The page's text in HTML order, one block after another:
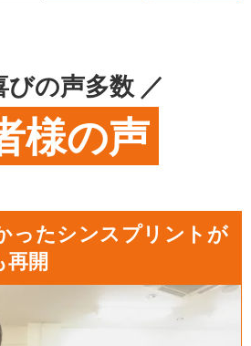
びの声多数 ／
様の声
ったシンスプリントが
再開